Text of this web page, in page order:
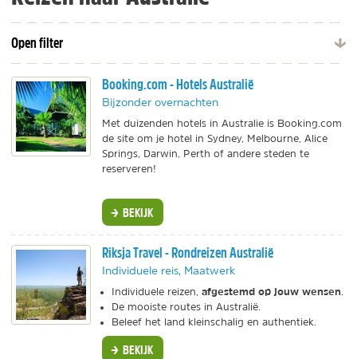
Open filter
Booking.com - Hotels Australië
Bijzonder overnachten
Met duizenden hotels in Australie is Booking.com
de site om je hotel in Sydney, Melbourne, Alice
Springs, Darwin, Perth of andere steden te
reserveren!
BEKIJK
Riksja Travel - Rondreizen Australië
Individuele reis, Maatwerk
Individuele reizen, afgestemd op jouw wensen
De mooiste routes in Australië.
Beleef het land kleinschalig en authentiek.
BEKIJK